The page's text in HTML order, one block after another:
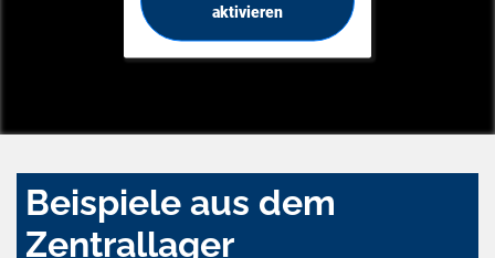
aktivieren
Beispiele aus dem
Zentrallager